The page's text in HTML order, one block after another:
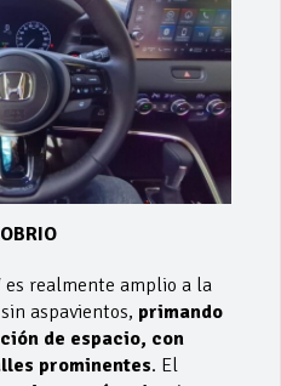
es realmente amplio a la
aspavientos, primando
de espacio, con
prominentes. El